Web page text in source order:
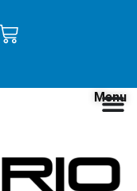
Menu